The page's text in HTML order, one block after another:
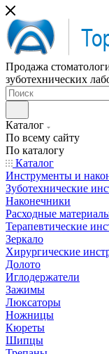
Продажа
зуботехнических
Каталог
По всему сайту
По каталогу
Каталог
Инструменты и
Зуботехнические
Наконечники
Расходные
Терапевтические
Зеркало
Хирургические
Долото
Иглодержатели
Зажимы
Люксаторы
Ножницы
Кюреты
Шипцы